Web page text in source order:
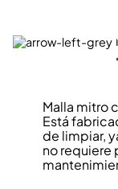
Malla mitro
Está
de limpiar,
no requiere